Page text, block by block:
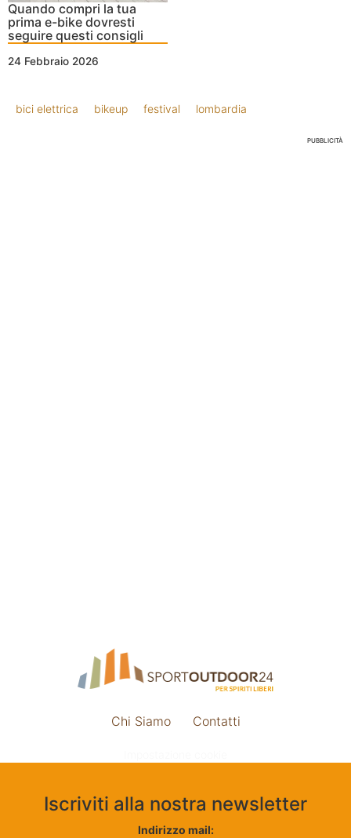
Quando compri la tua
prima e-bike dovresti
seguire questi consigli
24 Febbraio 2026
bici elettrica bikeup festival lombardia
PUBBLICITÀ
Chi Siamo Contatti
Iscriviti alla nostra newsletter
Indirizzo mail: